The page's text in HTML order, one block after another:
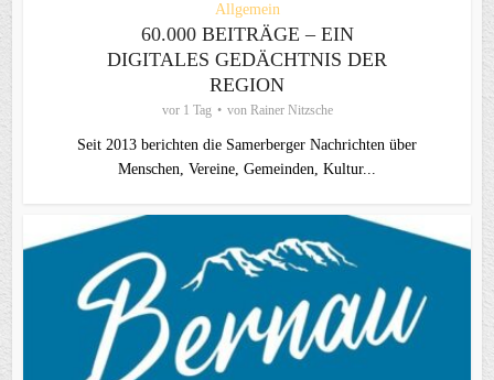
Allgemein
60.000 BEITRÄGE – EIN
DIGITALES GEDÄCHTNIS DER
REGION
vor 1 Tag von Rainer Nitzsche
Seit 2013 berichten die Samerberger Nachrichten über
Menschen, Vereine, Gemeinden, Kultur...